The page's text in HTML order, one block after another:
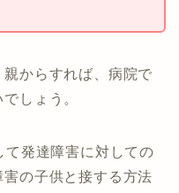
からすれば、病院で
しょう。
発達障害に対しての
の子供と接する方法